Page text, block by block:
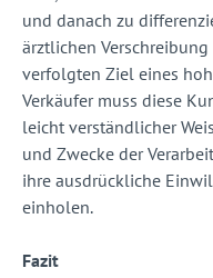
und danach zu
ärztlichen
verfolgten Ziel eines
Verkäufer muss diese
leicht verständlicher
und Zwecke der
ihre ausdrückliche
einholen.
Fazit